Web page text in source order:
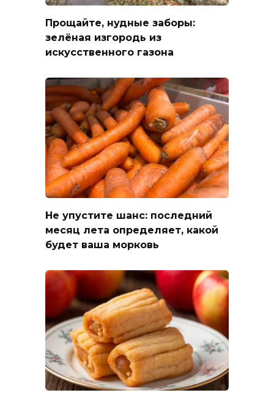
Прощайте, нудные заборы:
зелёная изгородь из
искусственного газона
Не упустите шанс: последний
месяц лета определяет, какой
будет ваша морковь